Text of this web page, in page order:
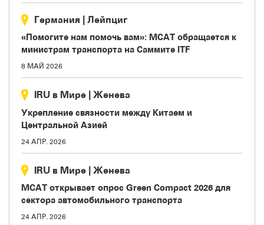
Германия | Лейпциг
«Помогите нам помочь вам»: МСАТ обращается к
министрам транспорта на Саммите ITF
8 МАЙ 2026
IRU в Мире | Женева
Укрепление связности между Китаем и
Центральной Азией
24 АПР. 2026
IRU в Мире | Женева
МСАТ открывает опрос Green Compact 2026 для
сектора автомобильного транспорта
24 АПР. 2026